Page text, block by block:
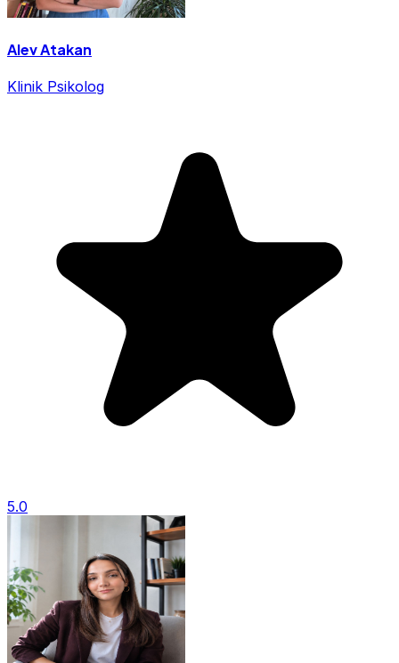
Alev Atakan
Klinik Psikolog
5.0